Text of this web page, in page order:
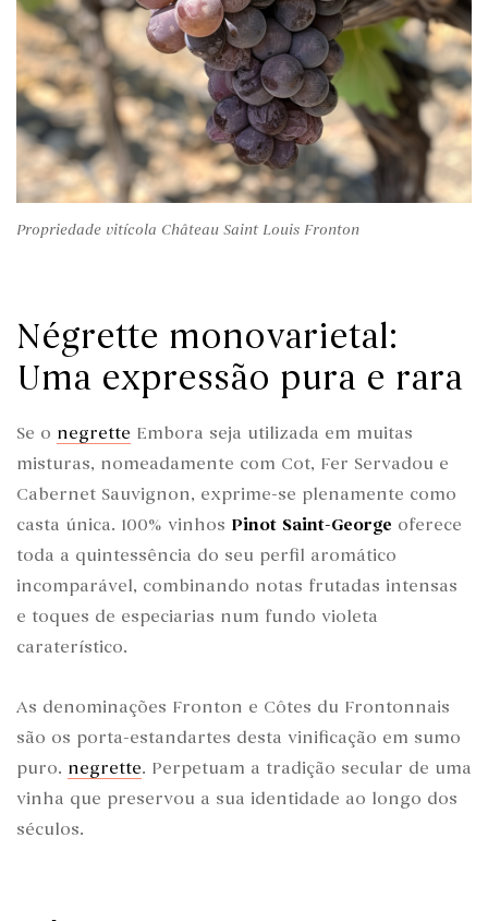
Propriedade vitícola Château Saint Louis Fronton
Négrette monovarietal:
Uma expressão pura e rara
Se o negrette Embora seja utilizada em muitas
misturas, nomeadamente com Cot, Fer Servadou e
Cabernet Sauvignon, exprime-se plenamente como
casta única. 100% vinhos Pinot Saint-George oferece
toda a quintessência do seu perfil aromático
incomparável, combinando notas frutadas intensas
e toques de especiarias num fundo violeta
caraterístico.
As denominações Fronton e Côtes du Frontonnais
são os porta-estandartes desta vinificação em sumo
puro. negrette. Perpetuam a tradição secular de uma
vinha que preservou a sua identidade ao longo dos
séculos.